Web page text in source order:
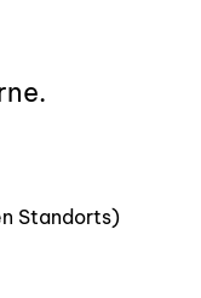
Standorts)